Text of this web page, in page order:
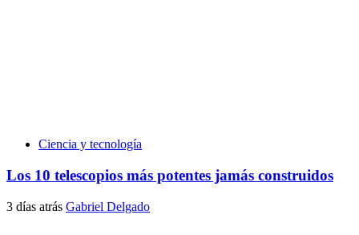
Ciencia y tecnología
Los 10 telescopios más potentes jamás construidos
3 días atrás Gabriel Delgado